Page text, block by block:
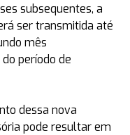
subsequentes, a
ser transmitida até
mês
período de
dessa nova
pode resultar em